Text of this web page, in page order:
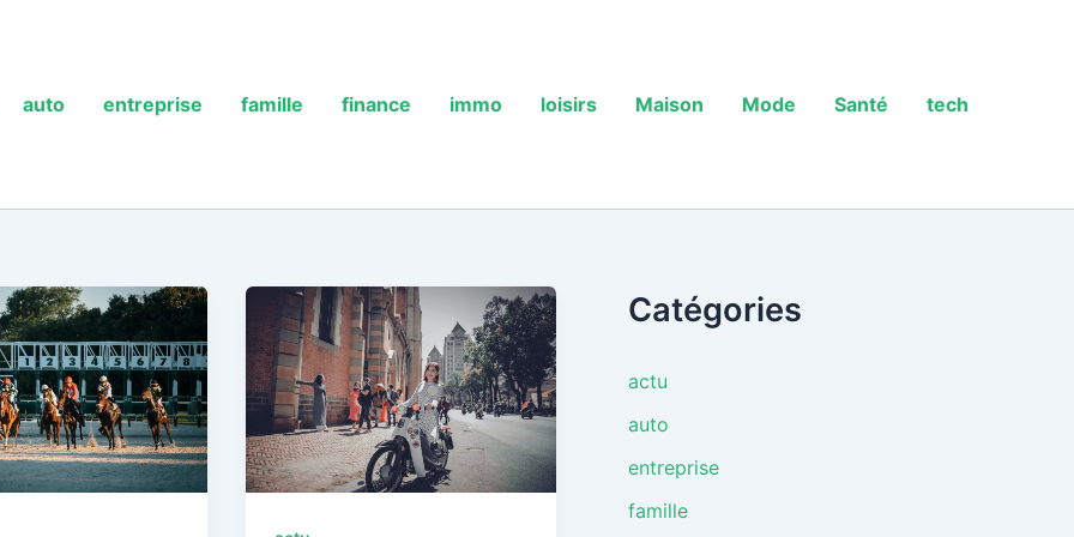
auto entreprise famille finance immo loisirs Maison Mode Santé tech
Catégories
actu
auto
entreprise
famille